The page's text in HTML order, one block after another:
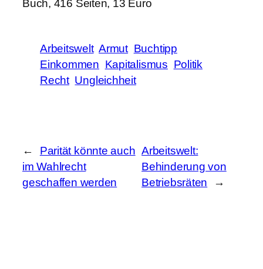
Buch, 416 Seiten, 13 Euro
Arbeitswelt Armut Buchtipp
Einkommen Kapitalismus Politik
Recht Ungleichheit
←
Parität könnte auch
im Wahlrecht
geschaffen werden
Arbeitswelt:
Behinderung von
Betriebsräten
→